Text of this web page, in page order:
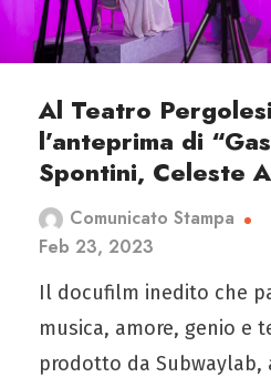
Al Teatro Pergolesi
l’anteprima di
Spontini, Celeste
Comunicato Stampa
Feb 23, 2023
Il docufilm inedito che
musica, amore, genio e
prodotto da Subwaylab,